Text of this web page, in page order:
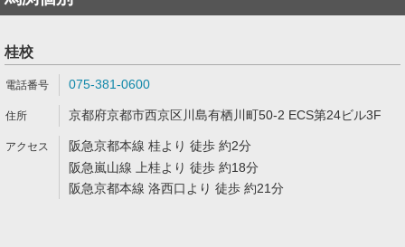
桂校
075-381-0600
京都府京都市西京区川島有栖川町50-2 ECS第24ビル3F
阪急京都本線 桂より 徒歩 約2分
阪急嵐山線 上桂より 徒歩 約18分
阪急京都本線 洛西口より 徒歩 約21分